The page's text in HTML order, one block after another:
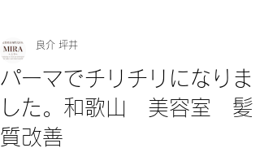
パーマでチリチリになりま
した。和歌山 美容室 髪
質改善
良介 坪井